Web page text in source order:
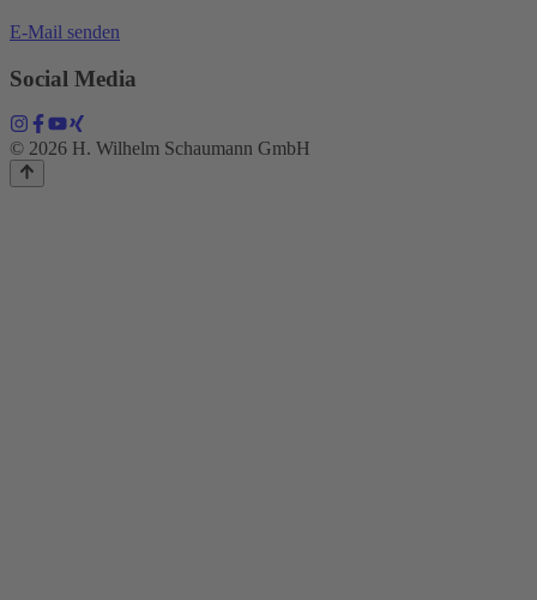
E-Mail senden
Social Media
© 2026 H. Wilhelm Schaumann GmbH